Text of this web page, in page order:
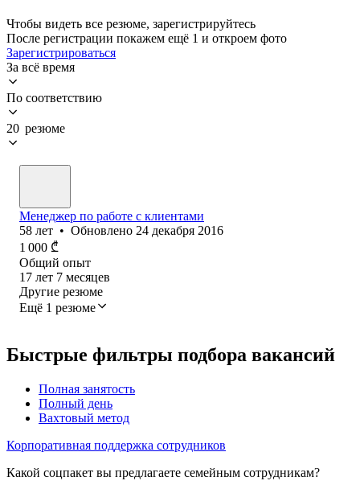
Чтобы видеть все резюме, зарегистрируйтесь
После регистрации покажем ещё 1 и откроем фото
Зарегистрироваться
За всё время
По соответствию
20 резюме
Менеджер по работе с клиентами
58 лет • Обновлено 24 декабря 2016
1 000 ₾
Общий опыт
17 лет 7 месяцев
Другие резюме
Ещё 1 резюме
Быстрые фильтры подбора вакансий
Полная занятость
Полный день
Вахтовый метод
Корпоративная поддержка сотрудников
Какой соцпакет вы предлагаете семейным сотрудникам?